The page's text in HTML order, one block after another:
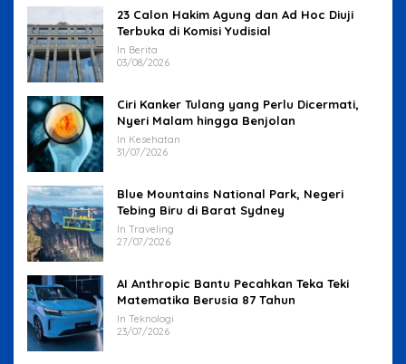
23 Calon Hakim Agung dan Ad Hoc Diuji
Terbuka di Komisi Yudisial
In Berita
03/08/2026
Ciri Kanker Tulang yang Perlu Dicermati,
Nyeri Malam hingga Benjolan
In Kesehatan
31/07/2026
Blue Mountains National Park, Negeri
Tebing Biru di Barat Sydney
In Traveling
27/07/2026
AI Anthropic Bantu Pecahkan Teka Teki
Matematika Berusia 87 Tahun
In Teknologi
23/07/2026